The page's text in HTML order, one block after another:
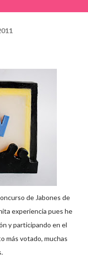
de Jabones de
experiencia pues he
y participando en el
más votado, muchas